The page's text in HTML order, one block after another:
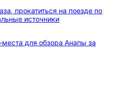
прокатиться на поезде по
источники